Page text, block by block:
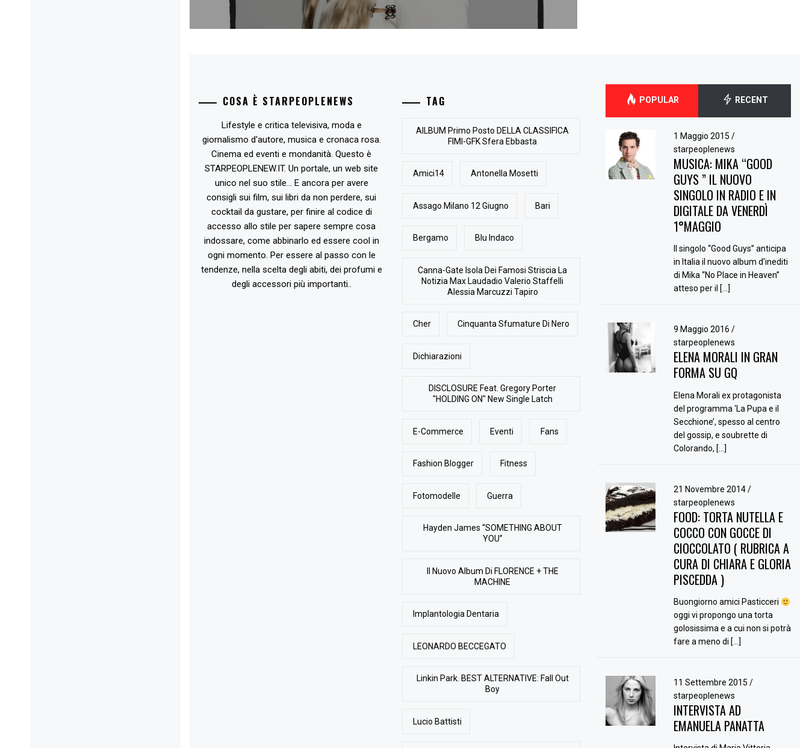
COSA È STARPEOPLENEWS
Lifestyle e critica televisiva, moda e
giornalismo d'autore, musica e cronaca rosa.
Cinema ed eventi e mondanità. Questo è
STARPEOPLENEW.IT. Un portale, un web site
unico nel suo stile... E ancora per avere
consigli sui film, sui libri da non perdere, sui
cocktail da gustare, per finire al codice di
accesso allo stile per sapere sempre cosa
indossare, come abbinarlo ed essere cool in
ogni momento. Per essere al passo con le
tendenze, nella scelta degli abiti, dei profumi e
degli accessori più importanti..
TAG
AlLBUM Primo Posto DELLA CLASSIFICA
FIMI-GFK Sfera Ebbasta
Amici14 Antonella Mosetti
Assago Milano 12 Giugno Bari
Bergamo Blu Indaco
Canna-Gate Isola Dei Famosi Striscia La
Notizia Max Laudadio Valerio Staffelli
Alessia Marcuzzi Tapiro
Cher Cinquanta Sfumature Di Nero
Dichiarazioni
DISCLOSURE Feat. Gregory Porter
"HOLDING ON" New Single Latch
E-Commerce Eventi Fans
Fashion Blogger Fitness
Fotomodelle Guerra
Hayden James “SOMETHING ABOUT
YOU”
Il Nuovo Album Di FLORENCE + THE
MACHINE
Implantologia Dentaria
LEONARDO BECCEGATO
Linkin Park. BEST ALTERNATIVE: Fall Out
Boy
Lucio Battisti
POPULAR RECENT
1 Maggio 2015 /
starpeoplenews
MUSICA: MIKA “GOOD
GUYS ” IL NUOVO
SINGOLO IN RADIO E IN
DIGITALE DA VENERDÌ
1°MAGGIO
Il singolo “Good Guys” anticipa
in Italia il nuovo album d’inediti
di Mika “No Place in Heaven”
atteso per il […]
9 Maggio 2016 /
starpeoplenews
ELENA MORALI IN GRAN
FORMA SU GQ
Elena Morali ex protagonista
del programma ‘La Pupa e il
Secchione’, spesso al centro
del gossip, e soubrette di
Colorando, […]
21 Novembre 2014/
starpeoplenews
FOOD: TORTA NUTELLA E
COCCO CON GOCCE DI
CIOCCOLATO ( RUBRICA A
CURA DI CHIARA E GLORIA
PISCEDDA )
Buongiorno amici Pasticceri
oggi vi propongo una torta
golosissima e a cui non si potrà
fare a meno di […]
11 Settembre 2015 /
starpeoplenews
INTERVISTA AD
EMANUELA PANATTA